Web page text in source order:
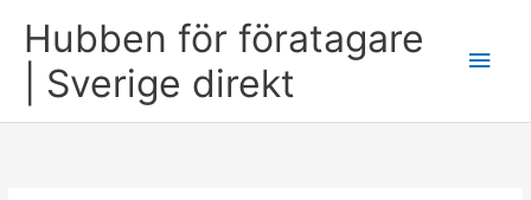
content
Hubben för föratagare
| Sverige direkt
Main